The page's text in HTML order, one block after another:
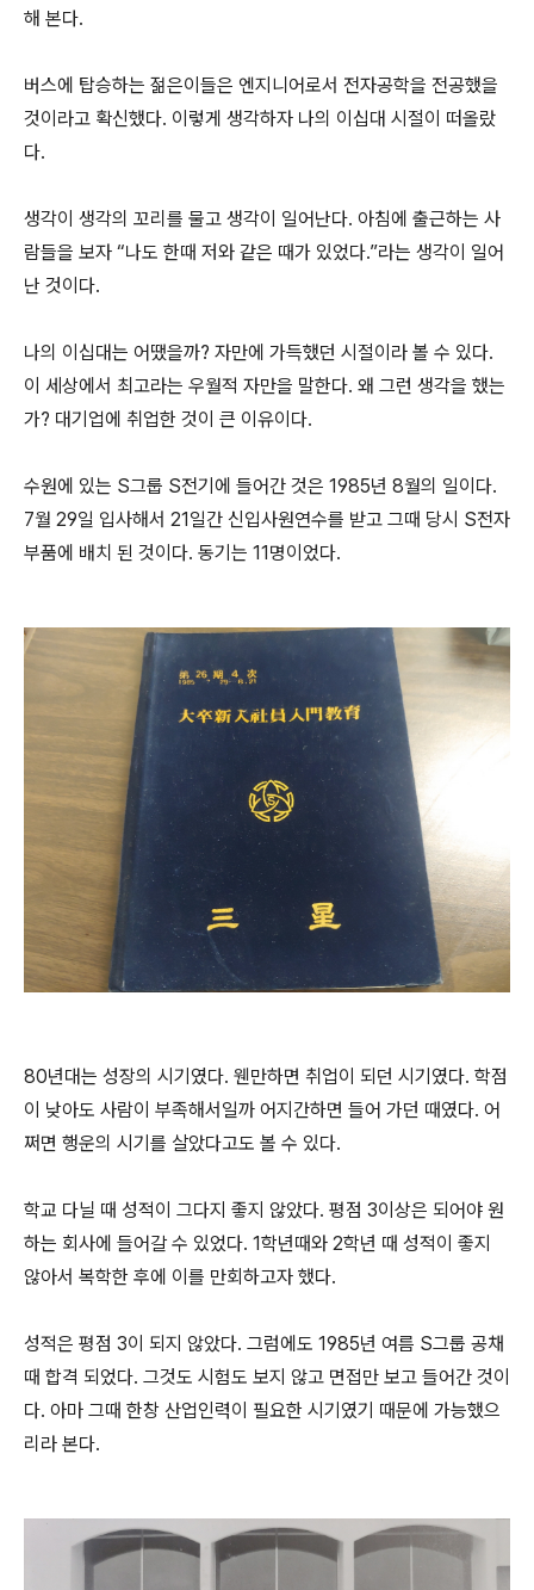
해 본다.
버스에 탑승하는 젊은이들은 엔지니어로서 전자공학을 전공했을
것이라고 확신했다. 이렇게 생각하자 나의 이십대 시절이 떠올랐
다.
생각이 생각의 꼬리를 물고 생각이 일어난다. 아침에 출근하는 사
람들을 보자 “나도 한때 저와 같은 때가 있었다.”라는 생각이 일어
난 것이다.
나의 이십대는 어땠을까? 자만에 가득했던 시절이라 볼 수 있다.
이 세상에서 최고라는 우월적 자만을 말한다. 왜 그런 생각을 했는
가? 대기업에 취업한 것이 큰 이유이다.
수원에 있는 S그룹 S전기에 들어간 것은 1985년 8월의 일이다.
7월 29일 입사해서 21일간 신입사원연수를 받고 그때 당시 S전자
부품에 배치 된 것이다. 동기는 11명이었다.
80년대는 성장의 시기였다. 웬만하면 취업이 되던 시기였다. 학점
이 낮아도 사람이 부족해서일까 어지간하면 들어 가던 때였다. 어
쩌면 행운의 시기를 살았다고도 볼 수 있다.
학교 다닐 때 성적이 그다지 좋지 않았다. 평점 3이상은 되어야 원
하는 회사에 들어갈 수 있었다. 1학년때와 2학년 때 성적이 좋지
않아서 복학한 후에 이를 만회하고자 했다.
성적은 평점 3이 되지 않았다. 그럼에도 1985년 여름 S그룹 공채
때 합격 되었다. 그것도 시험도 보지 않고 면접만 보고 들어간 것이
다. 아마 그때 한창 산업인력이 필요한 시기였기 때문에 가능했으
리라 본다.